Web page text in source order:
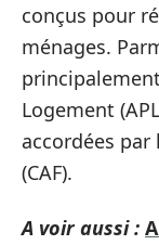
conçus pour
ménages.
Logement
accordées par
(CAF).
A voir aussi :